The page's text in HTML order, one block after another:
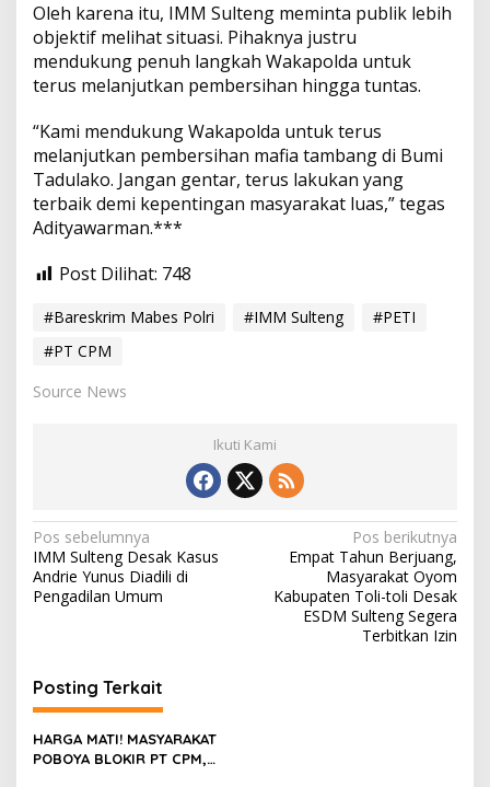
Oleh karena itu, IMM Sulteng meminta publik lebih
objektif melihat situasi. Pihaknya justru
mendukung penuh langkah Wakapolda untuk
terus melanjutkan pembersihan hingga tuntas.
“Kami mendukung Wakapolda untuk terus
melanjutkan pembersihan mafia tambang di Bumi
Tadulako. Jangan gentar, terus lakukan yang
terbaik demi kepentingan masyarakat luas,” tegas
Adityawarman.***
Post Dilihat: 748
#Bareskrim Mabes Polri #IMM Sulteng
#PETI
#PT CPM
Source News
Ikuti Kami
N
a
v
a
s
i
Pos sebelumnya
IMM Sulteng Desak Kasus
Andrie Yunus Diadili di
Pengadilan Umum
Pos berikutnya
Empat Tahun Berjuang,
Masyarakat Oyom
Kabupaten Toli-toli Desak
ESDM Sulteng Segera
Terbitkan Izin
Posting Terkait
HARGA MATI! MASYARAKAT
POBOYA BLOKIR PT CPM,